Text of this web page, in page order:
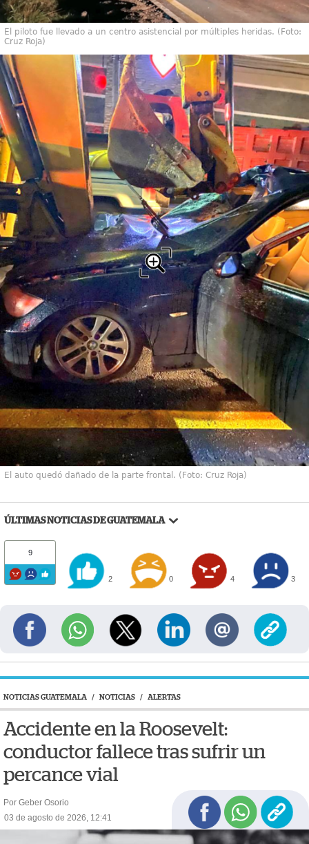
El piloto fue llevado a un centro asistencial por múltiples heridas. (Foto:
Cruz Roja)
El auto quedó dañado de la parte frontal. (Foto: Cruz Roja)
ÚLTIMAS NOTICIAS DE GUATEMALA
9
2 0 4 3
NOTICIAS GUATEMALA / NOTICIAS / ALERTAS
Accidente en la Roosevelt:
conductor fallece tras sufrir un
percance vial
Por Geber Osorio
03 de agosto de 2026, 12:41